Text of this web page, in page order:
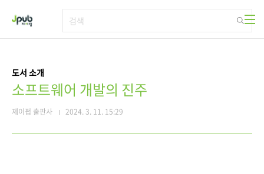
도서 소개
소프트웨어 개발의 진주
제이펍 출판사 2024. 3. 11. 15:29